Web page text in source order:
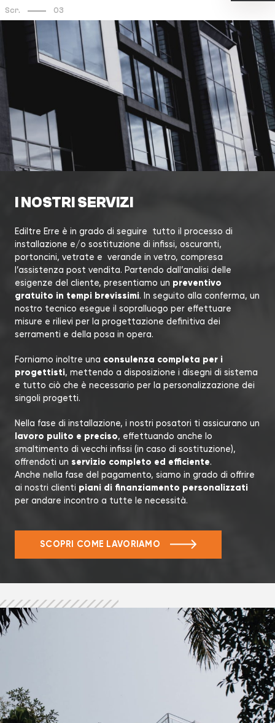
Scr. 03
I NOSTRI SERVIZI
Ediltre Erre è in grado di seguire tutto il processo di
installazione e/o sostituzione di infissi, oscuranti,
portoncini, vetrate e verande in vetro, compresa
l’assistenza post vendita. Partendo dall’analisi delle
esigenze del cliente, presentiamo un preventivo
gratuito in tempi brevissimi. In seguito alla conferma, un
nostro tecnico esegue il sopralluogo per effettuare
misure e rilievi per la progettazione definitiva dei
serramenti e della posa in opera.
Forniamo inoltre una consulenza completa per i
progettisti, mettendo a disposizione i disegni di sistema
e tutto ciò che è necessario per la personalizzazione dei
singoli progetti.
Nella fase di installazione, i nostri posatori ti assicurano un
lavoro pulito e preciso, effettuando anche lo
smaltimento di vecchi infissi (in caso di sostituzione),
offrendoti un servizio completo ed efficiente.
Anche nella fase del pagamento, siamo in grado di offrire
ai nostri clienti piani di finanziamento personalizzati
per andare incontro a tutte le necessità.
SCOPRI COME LAVORIAMO